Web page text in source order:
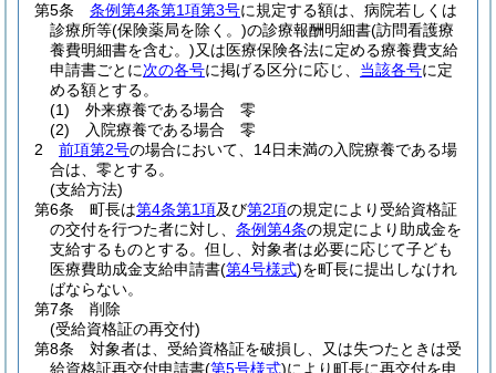
第5条
条例第4条第1項第3号に規定する額は、病院若しくは
診療所等(保険薬局を除く。)の診療報酬明細書(訪問看護療
養費明細書を含む。)又は医療保険各法に定める療養費支給
申請書ごとに次の各号に掲げる区分に応じ、 当該各号に定
める額とする。
(1)
外来療養である場合 零
(2)
入院療養である場合 零
2
前項第2号の場合において、14日未満の入院療養である場
合は、零とする。
(支給方法)
第6条
町長は第4条第1項及び第2項の規定により受給資格証
の交付を行つた者に対し、 条例第4条の規定により助成金を
支給するものとする。 但し、対象者は必要に応じて子ども
医療費助成金支給申請書(第4号様式)を町長に提出しなけれ
ばならない。
第7条
削除
(受給資格証の再交付)
第8条
対象者は、受給資格証を破損し、又は失つたときは受
給資格証再交付申請書(第5号様式)により町長に再交付を申